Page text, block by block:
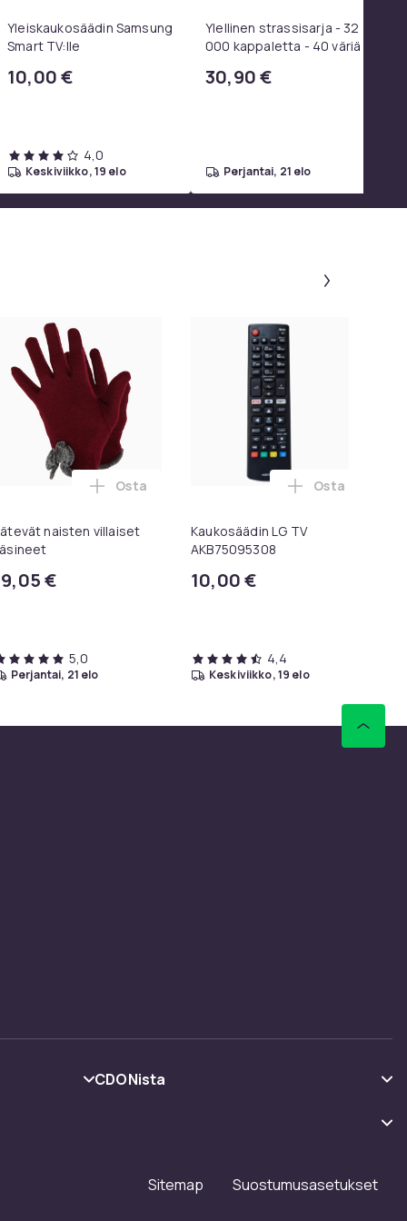
Yleiskaukosäädin Samsung
Smart TV:lle
10,00 €
4,0
keskiviikko, 19 elo
Ylellinen strassisarja - 32
000 kappaletta - 40 väriä -
strassit - koko 3mm - Liima
30,90 €
perjantai, 21 elo
Ringspun -puuvillainen T-paita ostoskoriin
Miesten Kuninkaallinen Prinssiasu ostoskoriin
naisten villaiset
€
Lisää Kätevät naisten villaiset käsineet
Osta
5,0
perjantai, 21 elo
Kaukosäädin LG TV
AKB75095308
10,00 €
Lisää
Osta
4,4
keskiviikko, 19 elo
CDONista
Työskentele kanssamme
Sitemap Suostumusasetukset